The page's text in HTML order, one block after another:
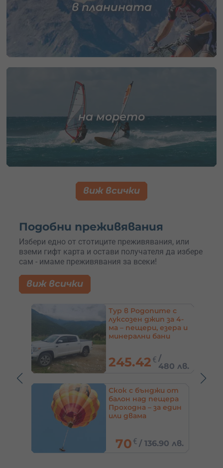
в планината
на морето
виж всички
Подобни преживявания
Избери едно от стотиците преживявания, или
вземи гифт карта и остави получателя да избере
сам - имаме преживявания за всеки!
виж всички
Тур в Родопите с
луксозен джип за 4-
ма – пещери, езера и
минерални бани
245.42 € /
480 лв.
Скок с бънджи от
балон над пещера
Проходна – за един
или двама
70 € / 136.90 лв.